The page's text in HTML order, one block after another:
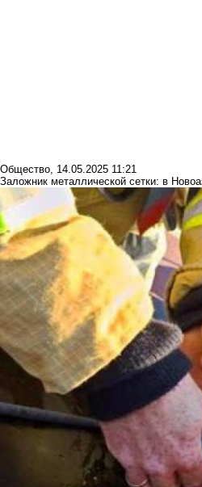
Общество 14.05.2025 11:21
Заложник металлической сетки: в